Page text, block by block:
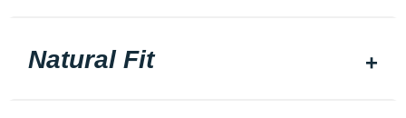
Natural Fit